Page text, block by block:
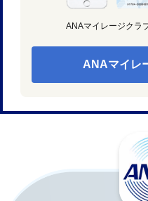
ANAマイレージクラ
ANAマイレ